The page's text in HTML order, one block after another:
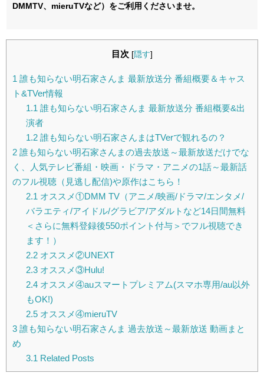
DMMTV、mieruTVなど）をご利用くださいませ。
目次 [隠す]
1 誰も知らない明石家さんま 最新放送分 番組概要＆キャス
ト&TVer情報
1.1 誰も知らない明石家さんま 最新放送分 番組概要&出
演者
1.2誰も知らない明石家さんまはTVerで観れるの？
2 誰も知らない明石家さんまの過去放送～最新放送だけでな
く、人気テレビ番組・映画・ドラマ・アニメの1話～最新話
のフル視聴（見逃し配信)や原作はこちら！
2.1 オススメ①DMM TV（アニメ/映画/ドラマ/エンタメ/
バラエティ/アイドル/グラビア/アダルトなど14日間無料
＜さらに無料登録後550ポイント付与＞でフル視聴でき
ます！）
2.2オススメ②UNEXT
2.3オススメ③Hulu!
2.4オススメ④auスマートプレミアム(スマホ専用/au以外
もOK!)
2.5オススメ④mieruTV
3 誰も知らない明石家さんま 過去放送～最新放送 動画まと
め
3.1 Related Posts